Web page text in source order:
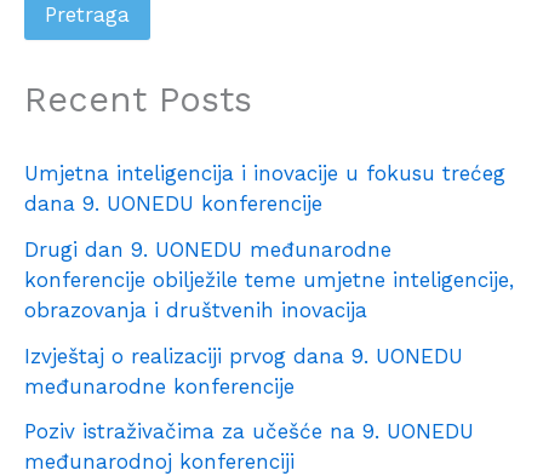
Pretraga
Recent Posts
Umjetna inteligencija i inovacije u fokusu trećeg
dana 9. UONEDU konferencije
Drugi dan 9. UONEDU međunarodne
konferencije obilježile teme umjetne inteligencije,
obrazovanja i društvenih inovacija
Izvještaj o realizaciji prvog dana 9. UONEDU
međunarodne konferencije
Poziv istraživačima za učešće na 9. UONEDU
međunarodnoj konferenciji